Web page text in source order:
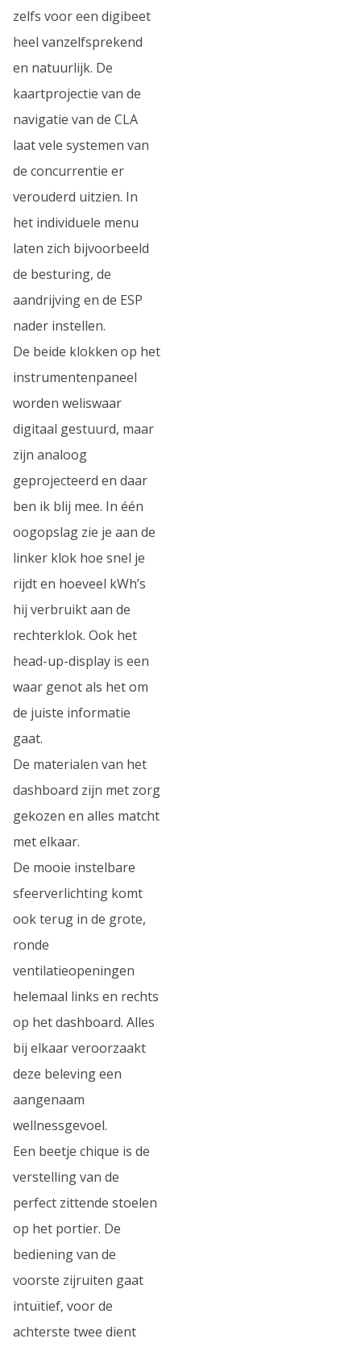
zelfs voor een digibeet
heel vanzelfsprekend
en natuurlijk. De
kaartprojectie van de
navigatie van de CLA
laat vele systemen van
de concurrentie er
verouderd uitzien. In
het individuele menu
laten zich bijvoorbeeld
de besturing, de
aandrijving en de ESP
nader instellen.
De beide klokken op het
instrumentenpaneel
worden weliswaar
digitaal gestuurd, maar
zijn analoog
geprojecteerd en daar
ben ik blij mee. In één
oogopslag zie je aan de
linker klok hoe snel je
rijdt en hoeveel kWh’s
hij verbruikt aan de
rechterklok. Ook het
head-up-display is een
waar genot als het om
de juiste informatie
gaat.
De materialen van het
dashboard zijn met zorg
gekozen en alles matcht
met elkaar.
De mooie instelbare
sfeerverlichting komt
ook terug in de grote,
ronde
ventilatieopeningen
helemaal links en rechts
op het dashboard. Alles
bij elkaar veroorzaakt
deze beleving een
aangenaam
wellnessgevoel.
Een beetje chique is de
verstelling van de
perfect zittende stoelen
op het portier. De
bediening van de
voorste zijruiten gaat
intuïtief, voor de
achterste twee dient